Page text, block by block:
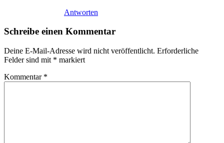
Antworten
Schreibe einen Kommentar
Deine E-Mail-Adresse wird nicht veröffentlicht. Erforderliche
Felder sind mit * markiert
Kommentar *